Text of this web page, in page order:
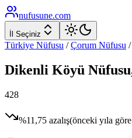
nufusune.com
İl Seçiniz
Türkiye Nüfusu / Çorum Nüfusu /
Dikenli Köyü
428
%11,75 azalış(önceki yıla göre